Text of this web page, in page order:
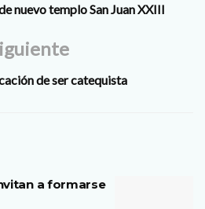
nuevo templo San Juan XXIII
de ser catequista
a formarse